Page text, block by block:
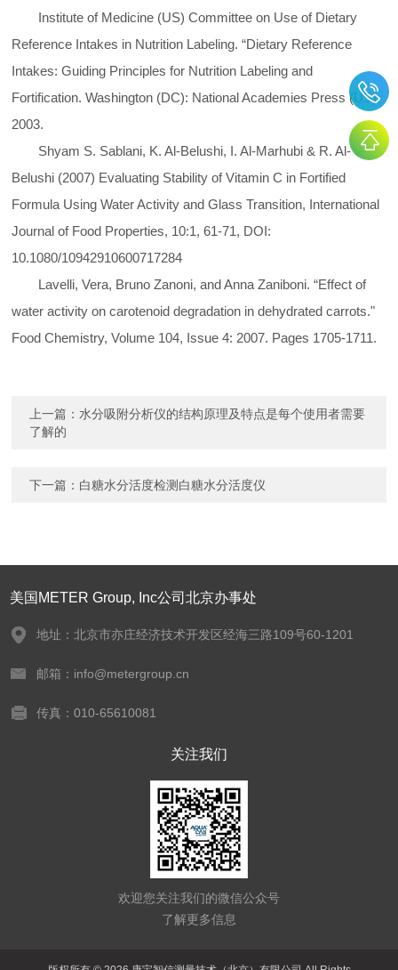
Institute of Medicine (US) Committee on Use of Dietary
Reference Intakes in Nutrition Labeling. “Dietary Reference
Intakes: Guiding Principles for Nutrition Labeling and
Fortification. Washington (DC): National Academies Press (US);
2003.
Shyam S. Sablani, K. Al-Belushi, I. Al-Marhubi & R. Al-
Belushi (2007) Evaluating Stability of Vitamin C in Fortified
Formula Using Water Activity and Glass Transition, International
Journal of Food Properties, 10:1, 61-71, DOI:
10.1080/10942910600717284
Lavelli, Vera, Bruno Zanoni, and Anna Zaniboni. “Effect of
water activity on carotenoid degradation in dehydrated carrots."
Food Chemistry, Volume 104, Issue 4: 2007. Pages 1705-1711.
上一篇： 水分吸附分析仪的结构原理及特点是每个使用者需要
了解的
下一篇： 白糖水分活度检测白糖水分活度仪
美国METER Group, Inc公司北京办事处
地址：北京市亦庄经济技术开发区经海三路109号60-1201
邮箱：info@metergroup.cn
传真：010-65610081
关注我们
欢迎您关注我们的微信公众号
了解更多信息